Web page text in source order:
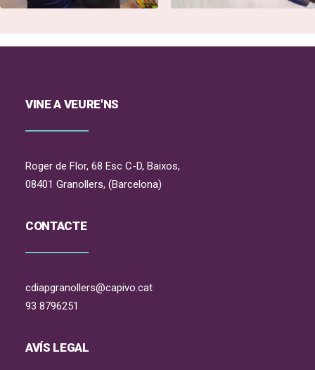
VINE A VEURE'NS
Roger de Flor, 68 Esc C-D, Baixos,
08401 Granollers, (Barcelona)
CONTACTE
cdiapgranollers@capivo.cat
93 8796251
AVÍS LEGAL